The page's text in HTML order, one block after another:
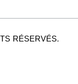
RÉSERVÉS.